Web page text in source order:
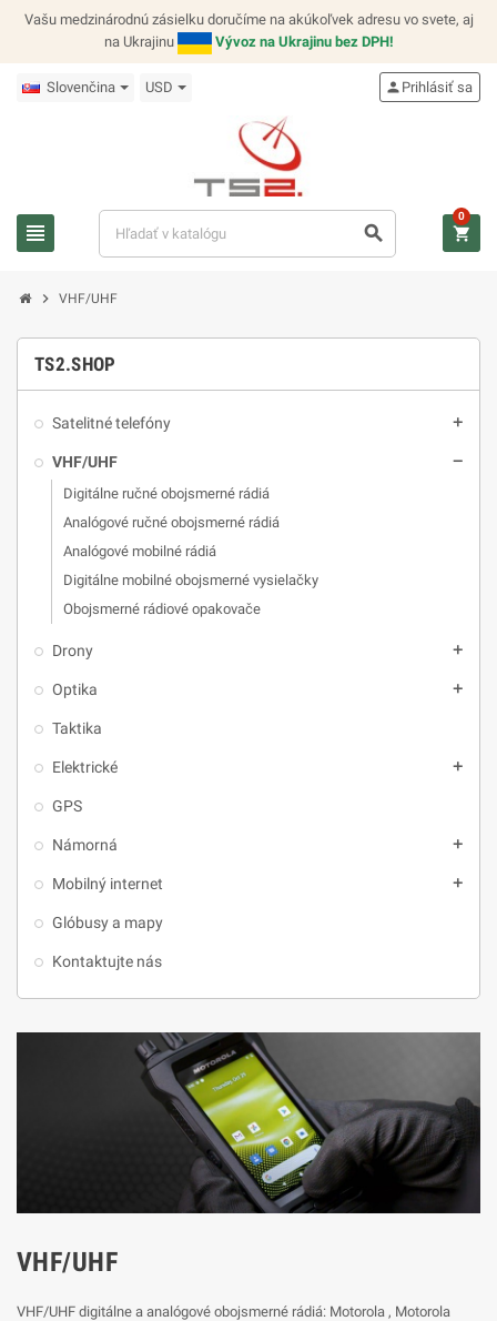
Vašu medzinárodnú zásielku doručíme na akúkoľvek adresu vo svete, aj
na Ukrajinu
Vývoz na Ukrajinu bez DPH!
Slovenčina USD
view_headline search
person Prihlásiť sa
shopping_cart
0
chevron_right VHF/UHF
TS2.SHOP
Satelitné telefóny add
VHF/UHF remove
Digitálne ručné obojsmerné rádiá
Analógové ručné obojsmerné rádiá
Analógové mobilné rádiá
Digitálne mobilné obojsmerné vysielačky
Obojsmerné rádiové opakovače
Drony add
Optika add
Taktika
Elektrické add
GPS
Námorná add
Mobilný internet add
Glóbusy a mapy
Kontaktujte nás
VHF/UHF
VHF/UHF digitálne a analógové obojsmerné rádiá: Motorola , Motorola